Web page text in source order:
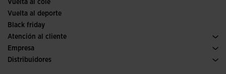
Vuelta al cole
Vuelta al deporte
Black friday
Atención al cliente
Condiciones de compra
Transporte y entrega
Empresa
Historia
Distribuidores